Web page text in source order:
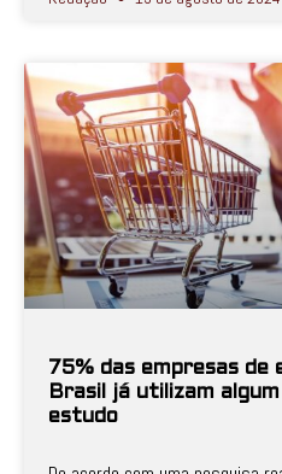
75% das empresas de
Brasil já utilizam
estudo